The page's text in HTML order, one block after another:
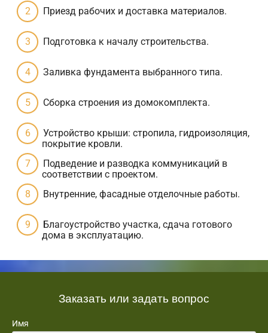
Приезд рабочих и доставка материалов.
Подготовка к началу строительства.
Заливка фундамента выбранного типа.
Сборка строения из домокомплекта.
Устройство крыши: стропила, гидроизоляция,
покрытие кровли.
Подведение и разводка коммуникаций в
соответствии с проектом.
Внутренние, фасадные отделочные работы.
Благоустройство участка, сдача готового
дома в эксплуатацию.
Заказать или задать вопрос
Имя